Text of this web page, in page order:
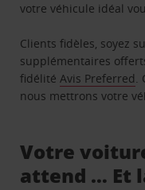
votre véhicule idéal
Clients fidèles, soyez
supplémentaires
fidélitéAvis Preferred.
nous mettrons votre
Votre
attend … Et